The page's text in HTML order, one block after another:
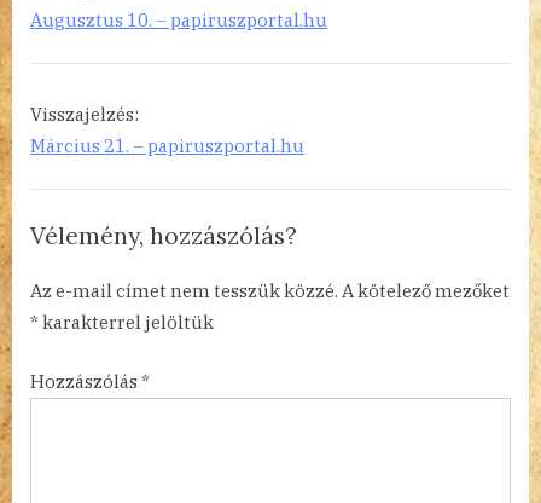
Glazunov
Augusztus 10. – papiruszportal.hu
Visszajelzés:
Március 21. – papiruszportal.hu
Vélemény, hozzászólás?
Az e-mail címet nem tesszük közzé. A kötelező mezőket
*karakterrel jelöltük
Hozzászólás *